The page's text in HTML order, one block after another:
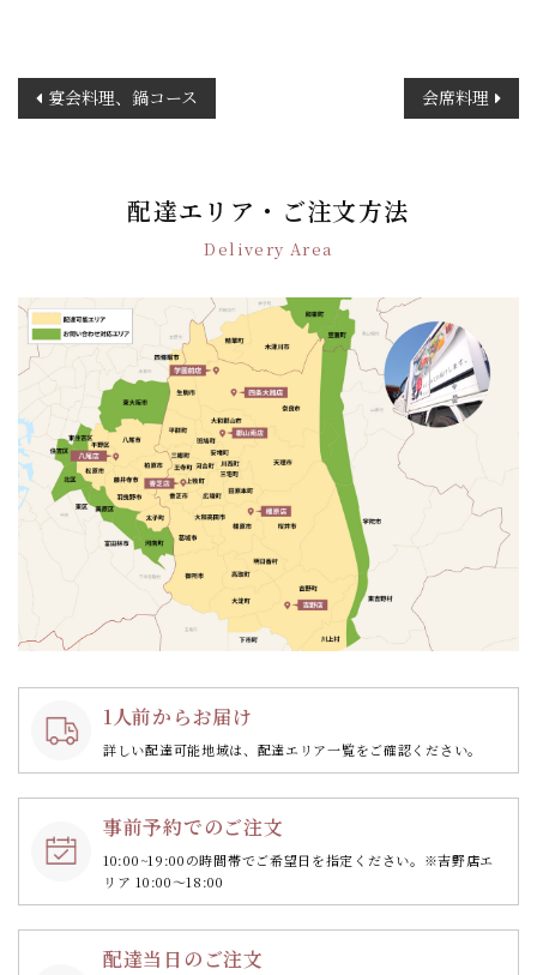
稿
ン
宴会料理、鍋コース 会席料理
配達エリア・ご注文方法
Delivery Area
1人前からお届け
詳しい配達可能地域は、配達エリア一覧をご確認ください。
事前予約でのご注文
10:00~19:00の時間帯でご希望日を指定ください。 ※吉野店エ
リア 10:00～18:00
配達当日のご注文